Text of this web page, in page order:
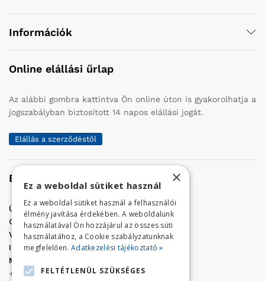
Információk
Online elállási űrlap
Az alábbi gombra kattintva Ön online úton is gyakorolhatja a
jogszabályban biztosított 14 napos elállási jogát.
Elállás a szerződéstől
Elérhetőség
Üzletünk címe:Szolnok, Vércse út 17.
Golf Center Áruház:
06 (56) 423-324
VÁR-Kert Áruház: 06 (56) 429-771
Iroda:06 (56) 421-857
Megrendelés, termék információ:
+36 (70) 938-3356
×
Ez a weboldal sütiket használ
Ez a weboldal sütiket használ a felhasználói
élmény javítása érdekében. A weboldalunk
használatával Ön hozzájárul az összes süti
használatához, a Cookie szabályzatunknak
megfelelően. Adatkezelési tájékoztató »
FELTÉTLENÜL SZÜKSÉGES